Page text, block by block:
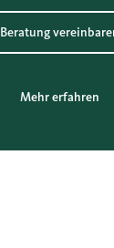
Beratung
Mehr erfahren